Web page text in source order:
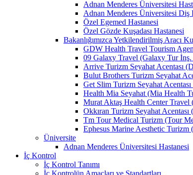
Adnan Menderes Üniversitesi
Adnan Menderes Üniversitesi
Özel Egemed Hastanesi
Özel Gözde Kuşadası Hastanesi
Bakanlığımızca Yetkilendirilmiş Aracı
GDW Health Travel Tourism
09 Galaxy Travel (Galaxy Tur
Arrive Turizm Seyahat Acentası
Bulut Brothers Turizm Seyahat
Get Slim Turizm Seyahat
Health Mia Seyahat (Mia Health
Murat Aktaş Health Center
Okkıran Turizm Seyahat
Tm Tour Medical Turizm (Tour
Ephesus Marine Aesthetic Turizm
Üniversite
Adnan Menderes Üniversitesi Hastanesi
İç Kontrol
İç Kontrol Tanımı
İç Kontrolün Amaçları ve Standartları